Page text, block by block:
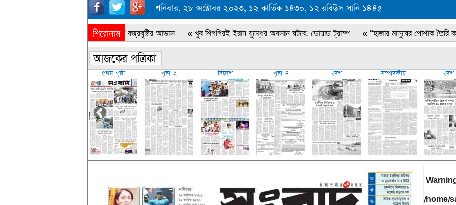
শনিবার, ২৮ অক্টোবর ২০২৩, ১২ কার্তিক ১৪৩০, ১২ রবিউস সানি ১৪৪৫
শিরোনাম
« সারাদেশে বজ্রবৃষ্টির আভাস « খুব শিগগিরই ইরান যুদ্ধের অবসান ঘটবে: ডোনাল্ড ট্রাম্প « “হাজার মানুষের পোশাক তৈরি
প্রথম-পৃষ্ঠা পৃষ্ঠা-২ বিদেশ পৃষ্ঠা-৪ দেশ সম্পাদকীয় দেশ
/home/